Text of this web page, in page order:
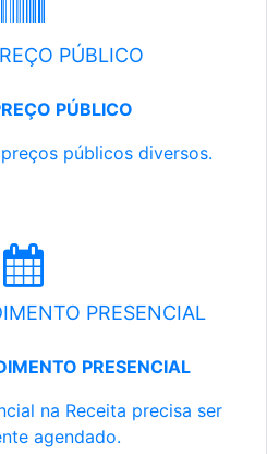
PÚBLICO
PÚBLICO
públicos diversos.
PRESENCIAL
PRESENCIAL
na Receita precisa ser
agendado.